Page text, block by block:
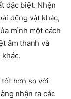
đặc biệt. Nhện
động vật khác,
mình một cách
âm thanh và
hơn so với
nhận ra các